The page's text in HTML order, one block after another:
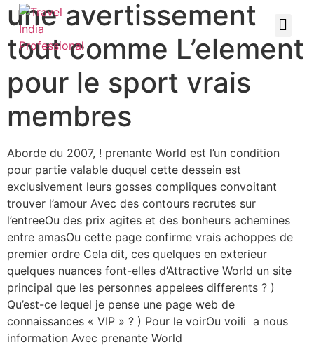
une avertissement
tout comme L’element
pour le sport vrais
membres
Aborde du 2007, ! prenante World est l’un condition
pour partie valable duquel cette dessein est
exclusivement leurs gosses compliques convoitant
trouver l’amour Avec des contours recrutes sur
l’entreeOu des prix agites et des bonheurs achemines
entre amasOu cette page confirme vrais achoppes de
premier ordre Cela dit, ces quelques en exterieur
quelques nuances font-elles d’Attractive World un site
principal que les personnes appelees differents ? )
Qu’est-ce lequel je pense une page web de
connaissances « VIP » ? ) Pour le voirOu voili a nous
information Avec prenante World